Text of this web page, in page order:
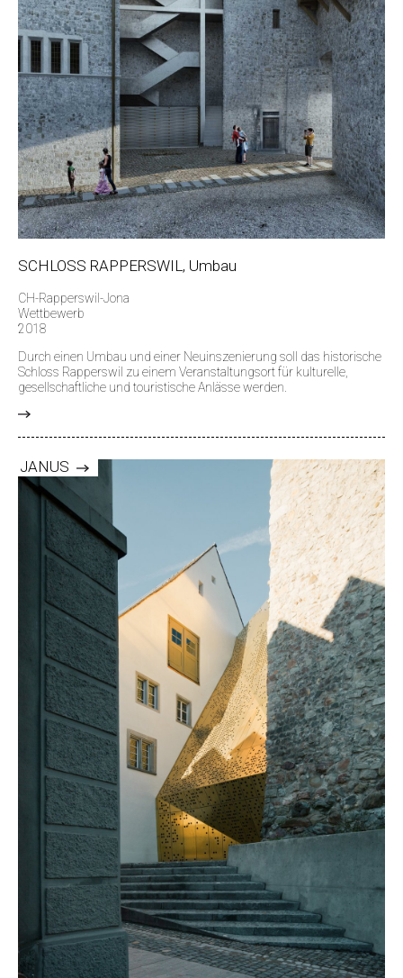
SCHLOSS RAPPERSWIL, Umbau
CH-Rapperswil-Jona
Wettbewerb
2018
Durch einen Umbau und einer Neuinszenierung soll das historische
Schloss Rapperswil zu einem Veranstaltungsort für kulturelle,
gesellschaftliche und touristische Anlässe werden.
JANUS